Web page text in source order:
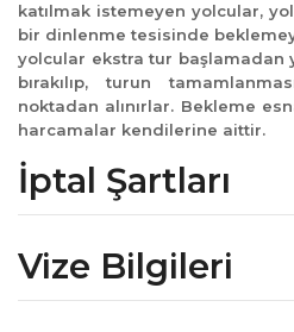
katılmak istemeyen yolcular,
bir dinlenme tesisinde
yolcular ekstra tur başlamadan
bırakılıp, turun
noktadan alınırlar. Bekleme
harcamalar kendilerine aittir.
İptal Şartları
Vize Bilgileri